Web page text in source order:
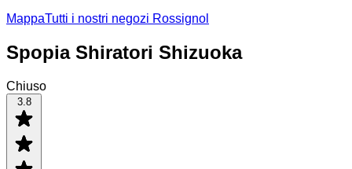
MappaTutti i nostri negozi Rossignol
Spopia Shiratori Shizuoka
Chiuso
3.8